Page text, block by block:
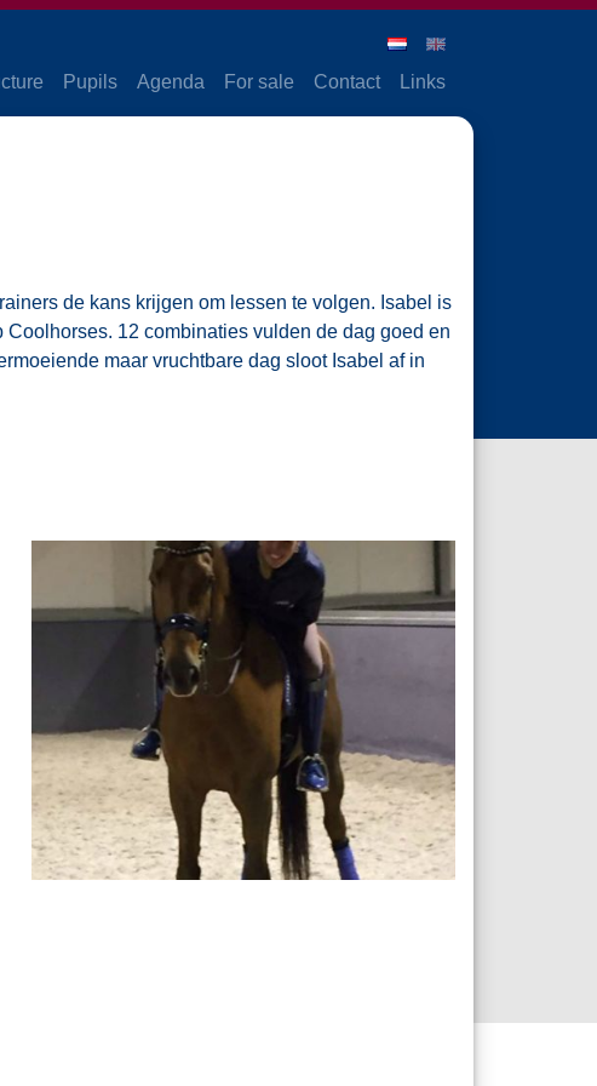
Pupils Agenda For sale Contact Links
de kans krijgen om lessen te volgen. Isabel is
12 combinaties vulden de dag goed en
maar vruchtbare dag sloot Isabel af in